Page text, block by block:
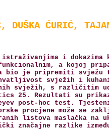
DUŠKA ĆURIĆ,
istraživanjima i
a kojoj
bio je pripremiti svježu
svježih i
svježih, s različitim
25. Rezultati su
post-hoc test.
procjene može se
listova maslačka na
značajne razlike